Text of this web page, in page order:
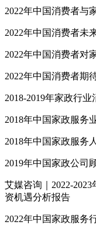
2022年中国消费者与
2022年中国消费者未
2022年中国消费者对
2022年中国消费者期
2018-2019年家政行
2018年中国家政服务
2018年中国家政服务
2019年中国家政公司
艾媒咨询｜2022-
资机遇分析报告
2022年中国家政服务